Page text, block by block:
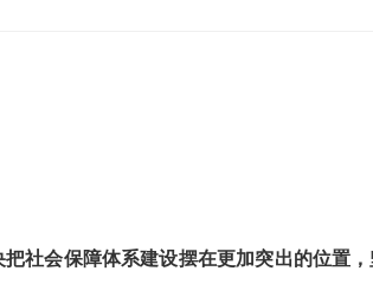
社会保障体系建设摆在更加突出的位置